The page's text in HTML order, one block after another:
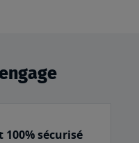
100% sécurisé